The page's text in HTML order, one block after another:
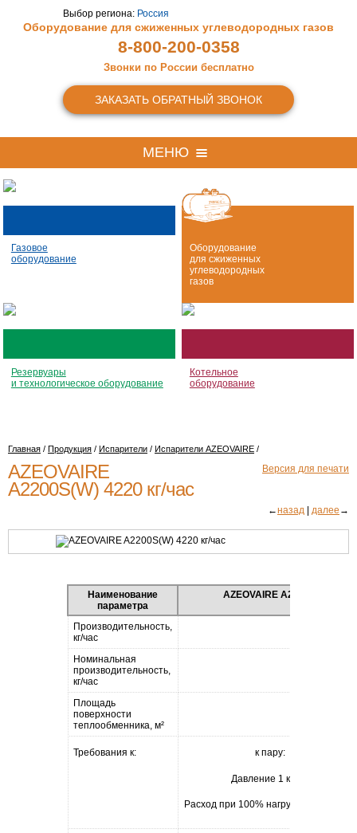
Выбор региона: Россия
Оборудование для сжиженных углеводородных газов
8-800-200-0358
Звонки по России бесплатно
ЗАКАЗАТЬ ОБРАТНЫЙ ЗВОНОК
МЕНЮ
Газовое
оборудование
Оборудование
для сжиженных
углеводородных
газов
Резервуары
и технологическое оборудование
Котельное
оборудование
Главная / Продукция / Испарители / Испарители AZEOVAIRE /
Версия для печати
AZEOVAIRE
A2200S(W) 4220 кг/час
←назад | далее →
Наименование
параметра
AZEOVAIRE A2200S
Производительность,
кг/час
Номинальная
производительность,
кг/час
Площадь
поверхности
теплообменника, м²
Требования к: к пару:
Давление 1 кг/см²
Расход при 100% нагрузке 1000 кг/час